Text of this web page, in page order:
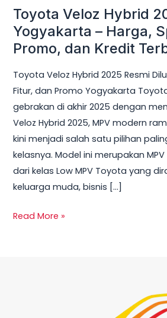
Toyota Veloz Hybrid
Yogyakarta – Harga,
Promo, dan Kredit
Toyota Veloz Hybrid 2025 Resmi
Fitur, dan Promo Yogyakarta
gebrakan di akhir 2025 dengan
Veloz Hybrid 2025, MPV modern
kini menjadi salah satu pilihan
kelasnya. Model ini merupakan
dari kelas Low MPV Toyota yang
keluarga muda, bisnis […]
Toyota
Veloz
Hybrid
Yogyakarta
–
Harga,
Spesifikasi,
Promo,
dan
Kredit
Terbaru
Read More »